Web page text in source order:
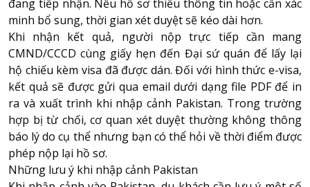
đang tiếp nhận. Nếu hồ sơ thiếu thông tin hoặc cần xác
minh bổ sung, thời gian xét duyệt sẽ kéo dài hơn.
Khi nhận kết quả, người nộp trực tiếp cần mang
CMND/CCCD cùng giấy hẹn đến Đại sứ quán để lấy lại
hộ chiếu kèm visa đã được dán. Đối với hình thức e-visa,
kết quả sẽ được gửi qua email dưới dạng file PDF để in
ra và xuất trình khi nhập cảnh Pakistan. Trong trường
hợp bị từ chối, cơ quan xét duyệt thường không thông
báo lý do cụ thể nhưng bạn có thể hỏi về thời điểm được
phép nộp lại hồ sơ.
Những lưu ý khi nhập cảnh Pakistan